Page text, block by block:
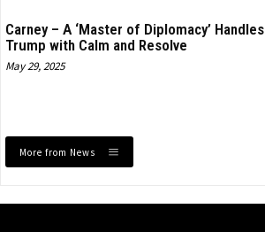
Carney – A ‘Master of Diplomacy’ Handles
Trump with Calm and Resolve
May 29, 2025
More from News